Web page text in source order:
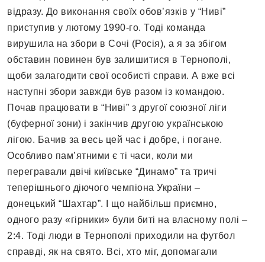
відразу. До виконання своїх обов’язків у “Ниві”
приступив у лютому 1990-го. Тоді команда
вирушила на збори в Сочі (Росія), а я за збігом
обставин повинен був залишитися в Тернополі,
щоби залагодити свої особисті справи. А вже всі
наступні збори завжди був разом із командою.
Почав працювати в “Ниві” з другої союзної ліги
(буферної зони) і закінчив другою українською
лігою. Бачив за весь цей час і добре, і погане.
Особливо пам’ятними є ті часи, коли ми
перегравали двічі київське “Динамо” та тричі
теперішнього діючого чемпіона України –
донецький “Шахтар”. І що найбільш приємно,
одного разу «гірники» були биті на власному полі –
2:4. Тоді люди в Тернополі приходили на футбол
справді, як на свято. Всі, хто міг, допомагали